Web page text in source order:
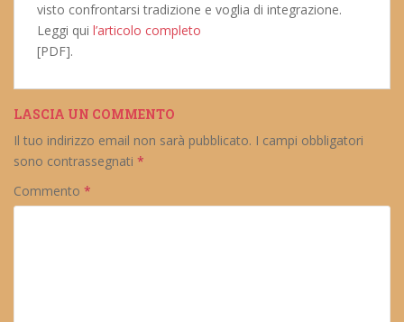
visto confrontarsi tradizione e voglia di integrazione.
Leggi qui l’articolo completo
[PDF].
LASCIA UN COMMENTO
Il tuo indirizzo email non sarà pubblicato. I campi obbligatori
sono contrassegnati *
Commento *